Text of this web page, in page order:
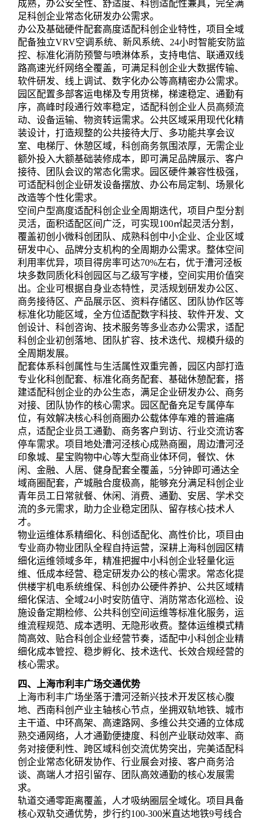
成熟，办公安全性、舒适度、科创适配性兼具，完全满
足科创企业常态化研发办公需求。
办公及基础硬件配套高度适配科创企业特性，项目全域
配备独立VRV空调系统、新风系统、24小时智能安防监
控、标准化消防预警与喷淋体系，支持电信、联通双线
路高速光纤网络全覆盖，可满足科创企业大数据传输、
软件研发、线上调试、数字化办公等高精密办公需求。
园区配置多部客运电梯及专用货梯，梯速稳定、通勤有
序，高峰时段通行效率稳定，适配科创企业人员高频流
动、设备运输、物资转运需求。公共区域采用现代化精
装设计，打造规整的公共接待大厅、多功能共享会议
室、电梯厅、休憩区域，科创商务氛围浓厚，无需企业
额外投入大额基础装修成本，即可满足品牌展示、客户
接待、团队会议的常态化需求。园区硬件兼容性极强，
可适配科创企业研发设备摆放、办公布局定制、场景化
改造等个性化需求。
空间户型高度适配科创企业全周期迭代，项目户型分割
灵活，面积适配区间广泛，可实现100㎡起灵活分割，
覆盖初创小微科创团队、成熟科创中小企业、企业区域
研发中心、品牌分支机构的全周期办公需求。整体空间
利用率优异，项目得房率可达70%左右，优于漕河泾板
块多数同质化科创园区与乙级写字楼，空间实用价值突
出。企业可根据自身业态特性，灵活规划研发办公区、
商务接待区、产品展示区、资料存储区、团队协作区等
标准化功能区域，全方位适配数字科技、软件开发、文
创设计、科创咨询、技术服务等多业态办公需求，适配
科创企业初创落地、团队扩容、技术迭代、规模升级的
全周期发展。
配套体系科创属性与生活属性双重完善，园区内部打造
专业化科创配套、标准化商务配套、基础休憩配套，搭
建适配科创企业的办公生态，满足企业研发办公、商务
对接、团队协作的核心需求。园区配备充足专属停车
位，有效解决核心科创商圈办公载体停车难的普遍痛
点，适配企业员工通勤、商务客户到访、行业交流访客
停车需求。项目地处漕河泾核心成熟商圈，周边漕河泾
印象城、星宝购物中心等大型商业体环伺，餐饮、休
闲、金融、人居、健身配套全覆盖，5分钟即可通达全
域商圈配套，产城融合度极高，能够充分满足科创企业
青年员工日常就餐、休闲、消费、通勤、安居、学术交
流的多元需求，助力企业稳定团队、留存核心技术人
才。
物业运维体系精细化、科创适配化、高性价比，项目由
专业商办物业团队全程自持运营，深耕上海科创园区精
细化运维领域多年，精准把握中小科创企业轻量化运
维、低成本经营、稳定研发办公的核心需求。常态化提
供楼宇机电系统维保、科创办公硬件养护、公共区域精
细化保洁、全域24小时安防值守、消防常态化巡检、设
施设备定期检修、公共科创空间运维等标准化服务，运
维流程规范、成本透明、无隐形收费。整体运维模式精
简高效、贴合科创企业经营节奏，适配中小科创企业精
细化成本管控、稳步孵化、技术迭代、长效合规经营的
核心需求。
四、上海市利丰广场交通优势
上海市利丰广场坐落于漕河泾新兴技术开发区核心腹
地、西南科创产业主轴核心节点，坐拥双轨地铁、城市
主干道、中环高架、高速路网、多维公共交通的立体成
熟交通网络，人才通勤便捷度、科创产业联动效率、商
务对接便利性、跨区域科创交流优势突出，完美适配科
创企业常态化研发协作、行业展会对接、客户商务洽
谈、高端人才招引留存、团队高效通勤的核心发展需
求。
轨道交通零距离覆盖，人才吸纳圈层全域化。项目具备
核心双轨交通优势，步行约100-300米直达地铁9号线合